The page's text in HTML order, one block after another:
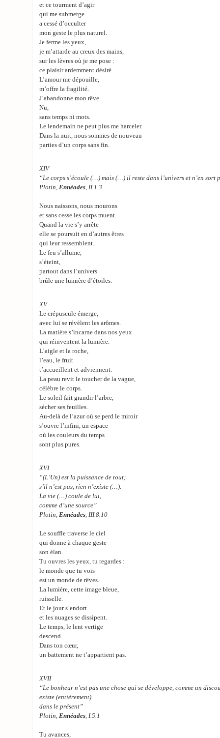
et ce tourment d’agir
qui me submerge
a cessé d’occulter
mon geste le plus naturel.
Je ferme les yeux,
je m’attarde au creux des mains,
sur les lèvres où je me pose :
ce plaisir ardemment désiré.
L’amour me dépouille,
m’offre la fragilité.
J’abandonne mon rêve.
Nu,
sans temps ni mots.
Le lendemain ne peut plus me harceler.
Dans la nuit, nous sommes de nouveau
parties d’un corps sans fin.
XIV
“Le corps s’écoule (…) mais (…) il reste dans l’univers et n’en sort
Plotin, Ennéades, II.1.3
Nous naissons, nous mourons
et sans cesse les corps muent.
Quand la vie s’y arrête
elle se poursuit en d’autres êtres
qui leur ressemblent.
Le feu s’allume,
s’éteint,
partout dans l’univers
brûle une lumière d’étoiles.
XV
Le crépuscule émerge,
avec lui se révèlent les arômes.
La matière s’incarne dans nos yeux
qui réinventent la lumière.
L’aigle et la roche,
l’eau, le fruit
t’accueillent et adviennent.
La peau revit le toucher de la vague,
célèbre le corps.
Le soleil fait grandir l’arbre,
sécher ses feuilles.
Au-delà de l’azur où se perd le miroir
s’ouvre l’infini, un espace
où les couleurs du temps
sont plus pures.
XVI
“(L’Un) est la puissance de tout;
s’il n’est pas, rien n’existe (…).
La vie (…) coule de lui,
comme d’une source”
Plotin, Ennéades, III.8.10
Le souffle traverse le ciel
qui donne à chaque geste
son élan.
Tu ouvres les yeux, tu regardes :
le monde que tu vois
est un monde de rêves.
La lumière, cette image bleue,
ruisselle.
Et le jour s’endort
et les nuages se dissipent.
Le temps, le lent vertige
descend.
Dans ton cœur,
un battement ne t’appartient pas.
XVII
“Le bonheur n’est pas une chose qui se développe, comme un
existe (entièrement)
dans le présent”
Plotin, Ennéades, I.5.1
Tu avances,